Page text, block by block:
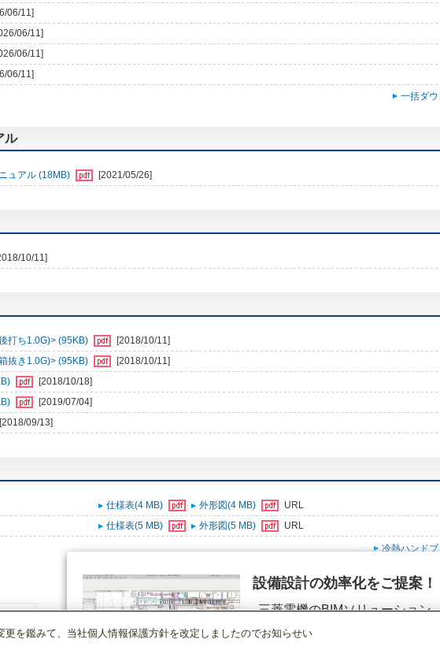
06/11]
06/11]
06/11]
06/11]
一括ダ
ル
ュアル (18MB) [2021/05/26]
10/11]
打ち1.0G)> (95KB)
[2018/10/11]
抜き1.0G)> (95KB)
[2018/10/11]
[2018/10/18]
[2019/07/04]
[2018/09/13]
仕様表(4 MB) 外形図(4 MB)
URL
仕様表(5 MB) 外形図(5 MB) URL
冷熱ハンド
設備設計の効率化をご提案！
三菱電機のBIMソリューション
（空調.換気.照明）
を鑑みて、当社個人情報保護方針を改定しましたのでお知らせい